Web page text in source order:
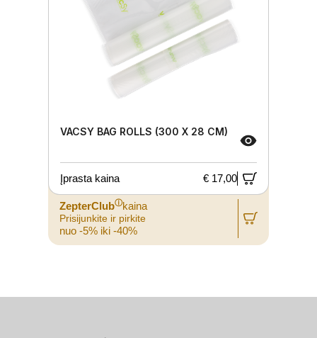
VACSY BAG ROLLS (300 X 28 CM)
Įprasta kaina € 17,00
ZepterClubⓘkaina
Prisijunkite ir pirkite
nuo -5% iki -40%